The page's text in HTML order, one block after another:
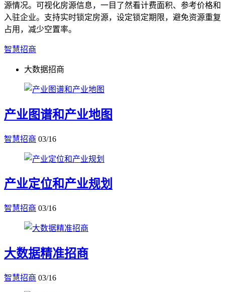
源情况。可视化房源信息，一目了然看计费面积、参考价格和
入驻企业。支持实时锁定房源，设定锁定期限，避免资源重复
占用，减少空置率。
智慧招商
大数据招商
产业图谱和产业地图
智慧招商 03/16
产业定位和产业规划
智慧招商 03/16
大数据精准招商
智慧招商 03/16